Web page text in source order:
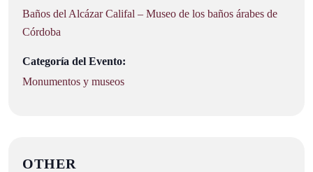
Baños del Alcázar Califal – Museo de los baños árabes de
Córdoba
Categoría del Evento:
Monumentos y museos
OTHER